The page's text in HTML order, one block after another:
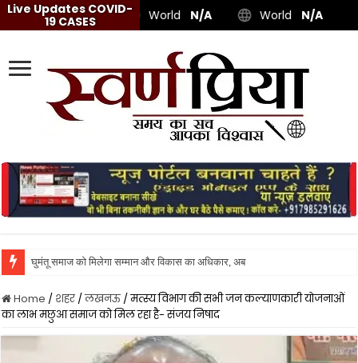
घुमंतू समाज को मिलेगा सम्मान और विकास का अधिकार, अब दर-दर की ठोकरें नहीं खान
Home / शहर /लखनऊ /मत्स्य विभाग की सभी जन कल्याणकारी योजनाओं
का लाभ मछुआ समाज को मिल रहा है- संजय निषाद
Live Updates COVID-
19 CASES
World N/A World N/A